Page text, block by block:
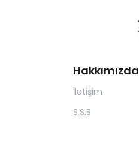
Hakkımızda
İletişim
S.S.S